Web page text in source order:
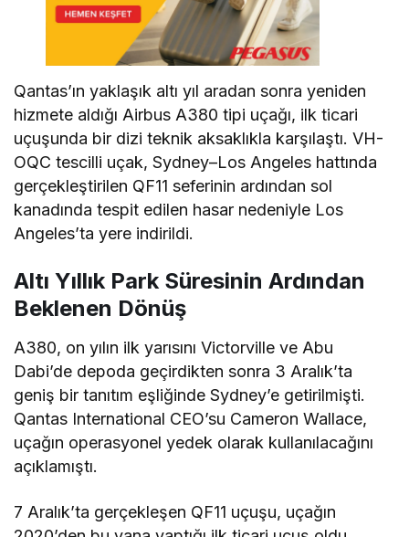
Qantas’ın yaklaşık altı yıl aradan sonra yeniden
hizmete aldığı Airbus A380 tipi uçağı, ilk ticari
uçuşunda bir dizi teknik aksaklıkla karşılaştı. VH-
OQC tescilli uçak, Sydney–Los Angeles hattında
gerçekleştirilen QF11 seferinin ardından sol
Angeles’ta yere indirildi.
Altı Yıllık Park Süresinin Ardından
Beklenen Dönüş
A380, on yılın ilk yarısını Victorville ve Abu
Dabi’de depoda geçirdikten sonra 3 Aralık’ta
geniş bir tanıtım eşliğinde Sydney’e getirilmişti.
Qantas International CEO’su Cameron Wallace,
açıklamıştı.